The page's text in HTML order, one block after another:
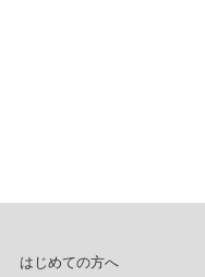
はじめての方へ